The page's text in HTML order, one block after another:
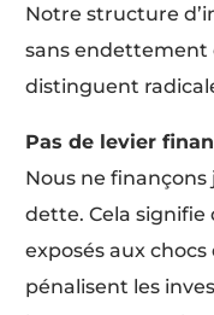
Notre structure
sans endettement
distinguent
Pas de levier
Nous ne finançons
dette. Cela signifie
exposés aux
pénalisent les